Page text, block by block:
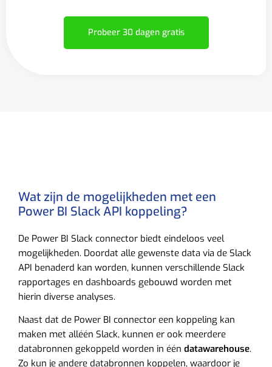
Probeer 30 dagen gratis
Wat zijn de mogelijkheden met een
Power BI Slack API koppeling?
De Power BI Slack connector biedt eindeloos veel
mogelijkheden. Doordat alle gewenste data via de Slack
API benaderd kan worden, kunnen verschillende Slack
rapportages en dashboards gebouwd worden met
hierin diverse analyses.
Naast dat de Power BI connector een koppeling kan
maken met alléén Slack, kunnen er ook meerdere
databronnen gekoppeld worden in één datawarehouse.
Zo kun je andere databronnen koppelen, waardoor je